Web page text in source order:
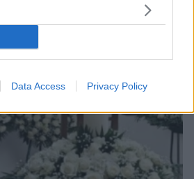
Data Access Privacy Policy